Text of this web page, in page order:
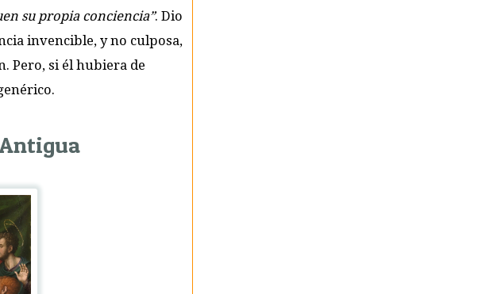
su propia conciencia”. Dio
invencible, y no culposa,
Pero, si él hubiera de